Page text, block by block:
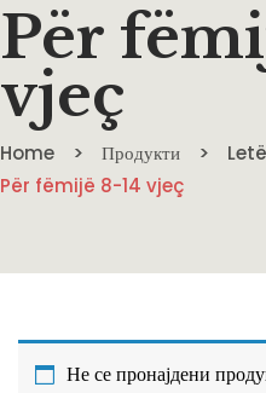
Për
vjeç
Home Продукти
Për fëmijë 8-14 vjeç
Не се пронајдени